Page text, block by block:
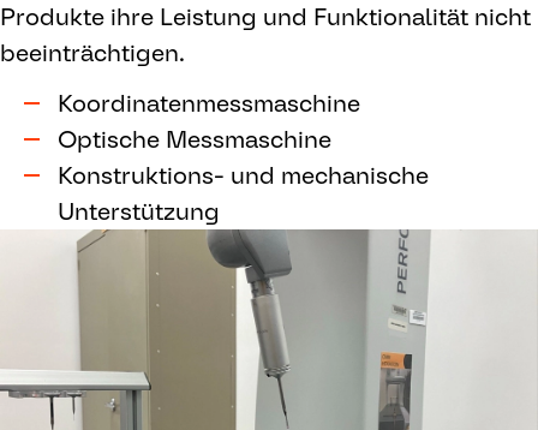
Produkte ihre Leistung und Funktionalität nicht
beeinträchtigen.
Koordinatenmessmaschine
Optische Messmaschine
Konstruktions- und mechanische
Unterstützung